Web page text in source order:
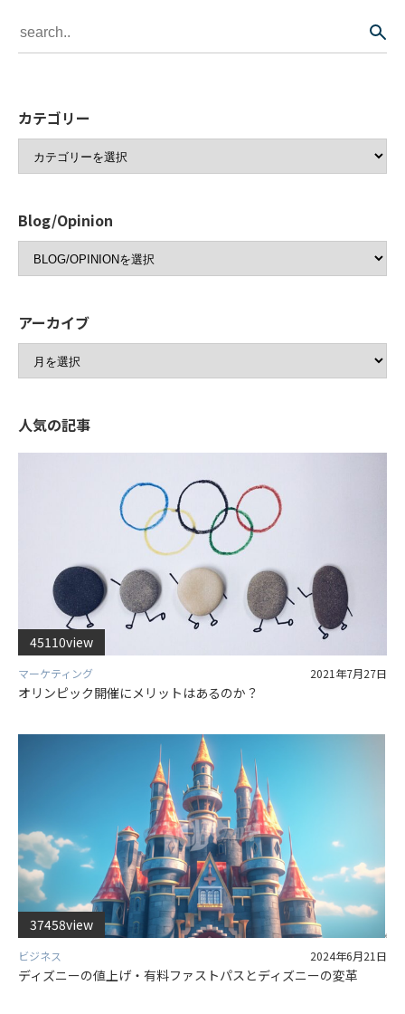
カテゴリー
Blog/Opinion
アーカイブ
人気の記事
45110view
マーケティング 2021年7月27日
オリンピック開催にメリットはあるのか？
37458view
ビジネス 2024年6月21日
ディズニーの値上げ・有料ファストパスとディズニーの変革